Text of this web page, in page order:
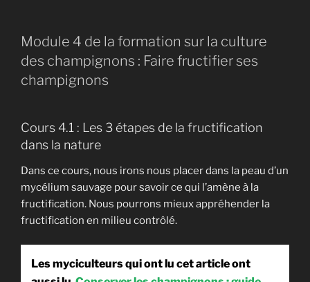
Module 4 de la formation sur la culture
des champignons : Faire fructifier ses
champignons
Cours 4.1 : Les 3 étapes de la fructification
dans la nature
Dans ce cours, nous irons nous placer dans la peau d’un
mycélium sauvage pour savoir ce qui l’amène à la
fructification. Nous pourrons mieux appréhender la
fructification en milieu contrôlé.
Les myciculteurs qui ont lu cet article ont